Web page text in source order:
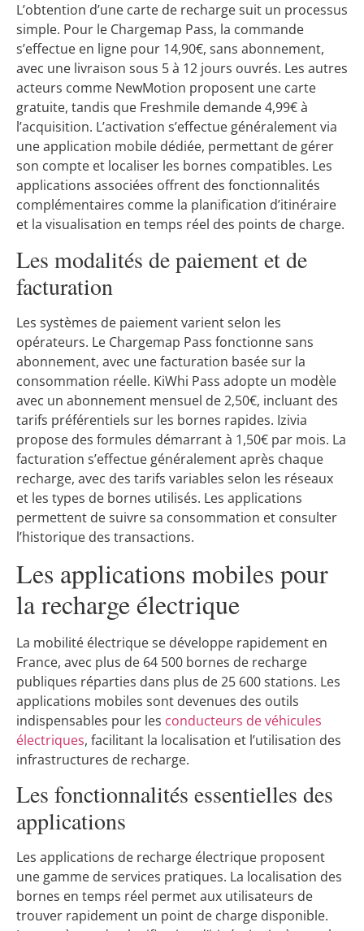
L’obtention d’une carte de recharge suit un processus
simple. Pour le Chargemap Pass, la commande
s’effectue en ligne pour 14,90€, sans abonnement,
avec une livraison sous 5 à 12 jours ouvrés. Les autres
acteurs comme NewMotion proposent une carte
gratuite, tandis que Freshmile demande 4,99€ à
l’acquisition. L’activation s’effectue généralement via
une application mobile dédiée, permettant de gérer
son compte et localiser les bornes compatibles. Les
applications associées offrent des fonctionnalités
complémentaires comme la planification d’itinéraire
et la visualisation en temps réel des points de charge.
Les modalités de paiement et de
facturation
Les systèmes de paiement varient selon les
opérateurs. Le Chargemap Pass fonctionne sans
abonnement, avec une facturation basée sur la
consommation réelle. KiWhi Pass adopte un modèle
avec un abonnement mensuel de 2,50€, incluant des
tarifs préférentiels sur les bornes rapides. Izivia
propose des formules démarrant à 1,50€ par mois. La
facturation s’effectue généralement après chaque
recharge, avec des tarifs variables selon les réseaux
et les types de bornes utilisés. Les applications
permettent de suivre sa consommation et consulter
l’historique des transactions.
Les applications mobiles pour
la recharge électrique
La mobilité électrique se développe rapidement en
France, avec plus de 64 500 bornes de recharge
publiques réparties dans plus de 25 600 stations. Les
applications mobiles sont devenues des outils
indispensables pour les conducteurs de véhicules
électriques, facilitant la localisation et l’utilisation des
infrastructures de recharge.
Les fonctionnalités essentielles des
applications
Les applications de recharge électrique proposent
une gamme de services pratiques. La localisation des
bornes en temps réel permet aux utilisateurs de
trouver rapidement un point de charge disponible.